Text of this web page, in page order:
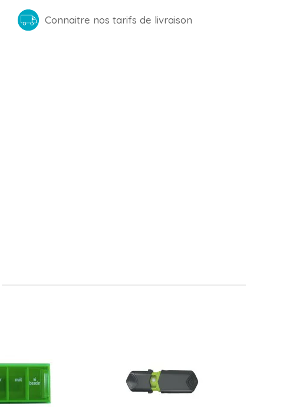
Connaitre nos tarifs de livraison